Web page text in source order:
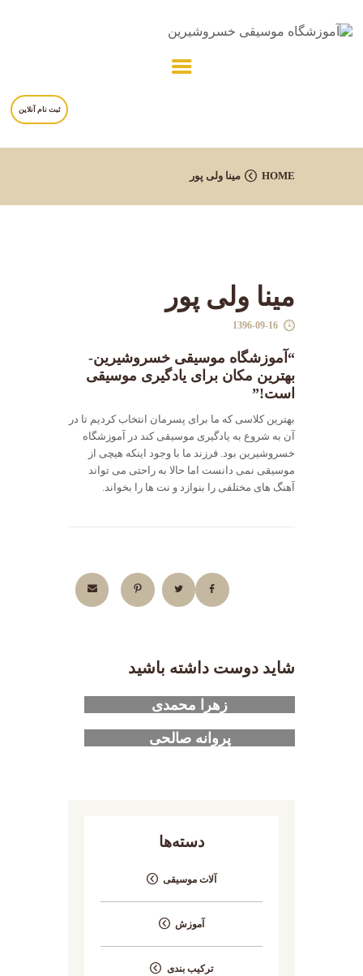
ثبت نام آنلاین
HOME مینا ولی پور
مربیان
مینا ولی پور
1396-09-16
“آموزشگاه موسیقی خسروشیرین-
بهترین مکان برای یادگیری موسیقی
است!”
بهترین کلاسی که ما برای پسرمان انتخاب کردیم تا در
آن به شروع به یادگیری موسیقی کند در آموزشگاه
خسروشیرین بود. فرزند ما با وجود اینکه هیچی از
موسیقی نمی دانست اما حالا به راحتی می تواند
آهنگ های مختلفی را بنوازد و نت ها را بخواند.
شاید دوست داشته باشید
زهرا محمدی
پروانه صالحی
دسته‌ها
آلات موسیقی
آموزش
ترکیب بندی